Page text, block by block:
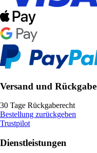
Versand und Rückgabe
30 Tage Rückgaberecht
Bestellung zurückgeben
Trustpilot
Dienstleistungen